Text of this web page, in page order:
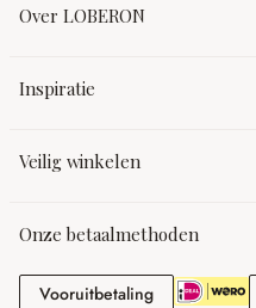
Over LOBERON
Inspiratie
Veilig winkelen
Onze betaalmethoden
VooruitbetalingVooruitbetaling